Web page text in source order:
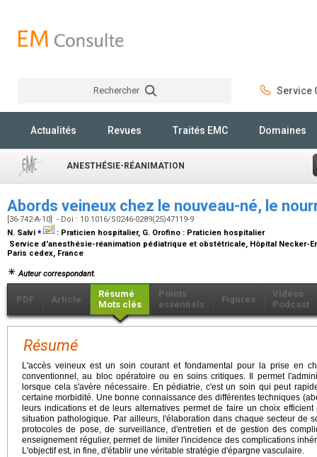
Rechercher Service
Actualités Revues Traités EMC Domaines
ANESTHÉSIE-RÉANIMATION
Abords veineux chez le nouveau-né, le
[36-742-A-10] - Doi : 10.1016/S0246-0289(25)47119-9
N. Salvi ⁎ : Praticien hospitalier, G. Orofino : Praticien hospitalier
Service d'anesthésie-réanimation pédiatrique et obstétricale, Hôpital Necker-
Paris cedex, France
Auteur correspondant.
PDF Article
Résumé
Mots clés
Points
essentiels
Figures
Vidéos
Podcast
Résumé
L'accès veineux est un soin courant et fondamental pour la prise en
conventionnel, au bloc opératoire ou en soins critiques. Il permet
lorsque cela s'avère nécessaire. En pédiatrie, c'est un soin qui peut
certaine morbidité. Une bonne connaissance des différentes techniques
leurs indications et de leurs alternatives permet de faire un choix
situation pathologique. Par ailleurs, l'élaboration dans chaque secteur de
protocoles de pose, de surveillance, d'entretien et de gestion des
enseignement régulier, permet de limiter l'incidence des complications
L'objectif est, in fine, d'établir une véritable stratégie d'épargne vasculaire.